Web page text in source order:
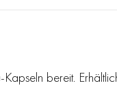
bereit.